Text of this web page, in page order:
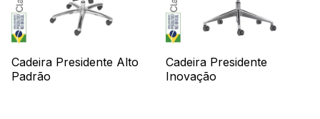
Cadeira Presidente Alto
Padrão
Cadeira Presidente
Inovação